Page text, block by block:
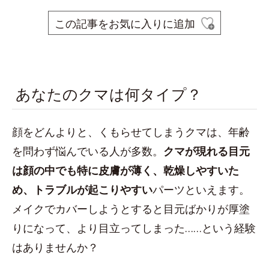
この記事をお気に入りに追加
あなたのクマは何タイプ？
顔をどんよりと、くもらせてしまうクマは、年齢
を問わず悩んでいる人が多数。 クマが現れる目元
は顔の中でも特に皮膚が薄く、乾燥しやすいた
め、トラブルが起こりやすいパーツといえます。
メイクでカバーしようとすると目元ばかりが厚塗
りになって、より目立ってしまった……という経験
はありませんか？